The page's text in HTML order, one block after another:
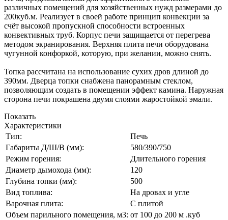
различных помещений для хозяйственных нужд размерами до
200куб.м. Реализует в своей работе принцип конвекции за
счёт высокой пропускной способности встроенных
конвективных труб. Корпус печи защищается от перегрева
методом экранирования. Верхняя плита печи оборудована
чугунной конфоркой, которую, при желании, можно снять.
Топка рассчитана на использование сухих дров длиной до
390мм. Дверца топки снабжена панорамным стеклом,
позволяющим создать в помещении эффект камина. Наружная
сторона печи покрашена двумя слоями жаростойкой эмали.
Показать
Характеристики
Тип:
Печь
Габариты Д/Ш/В (мм):
580/390/750
Режим горения:
Длительного горения
Диаметр дымохода (мм):
120
Глубина топки (мм):
500
Вид топлива:
На дровах и угле
Варочная плита:
С плитой
Объем парильного помещения, м3: от 100 до 200 м .куб